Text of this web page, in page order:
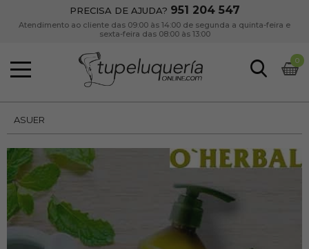
PRECISA DE AJUDA? 951 204 547
Atendimento ao cliente das 09:00 às 14:00 de segunda a quinta-feira e
sexta-feira das 08:00 às 13:00
0
ASUER